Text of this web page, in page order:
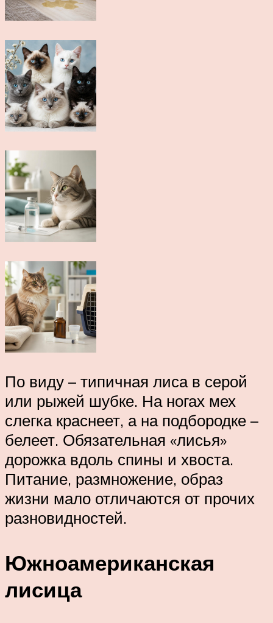
По виду – типичная лиса в серой
или рыжей шубке. На ногах мех
слегка краснеет, а на подбородке –
белеет. Обязательная «лисья»
дорожка вдоль спины и хвоста.
Питание, размножение, образ
жизни мало отличаются от прочих
разновидностей.
Южноамериканская
лисица